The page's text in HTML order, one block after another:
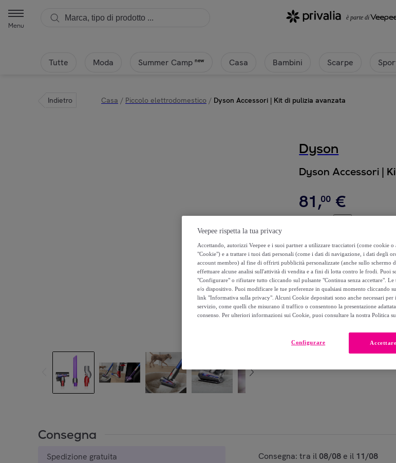
Menu
Tutte Moda Summer Camp new Casa Bambini Scarpe
Indietro Casa / Piccolo elettrodomestico / Dyson Accessori | Kit di pulizia avanzata
Dyson
Dyson Accessori |
81,00 €
Modello:Dyson Accessori
1
Condividi questo
Consegna
Spedizione gratuita Consegna: tra il 08/08 e il 11/08
Veepee rispetta la tua privacy
Accettando, autorizzi Veepee e i suoi partner a utilizzare tracciatori (come cookie
"Cookie") e a trattare i tuoi dati personali (come i dati di navigazione, i dati degli
account membro) al fine di offrirti pubblicità personalizzate (anche sullo schermo
effettuare alcune analisi sull'attività di vendita e a fini di lotta contro le frodi. Puoi
"Configurare" o rifiutare tutto cliccando sul pulsante "Continua senza accettare". Le
e/o dispositivo. Puoi modificare le tue preferenze in qualsiasi momento cliccando
link "Informativa sulla privacy". Alcuni Cookie depositati sono anche necessari
servizio, come quelli che misurano il traffico o consentono la presentazione
consenso. Per ulteriori informazioni sui Cookie, puoi consultare la nostra Politica
Accettare
Configurare